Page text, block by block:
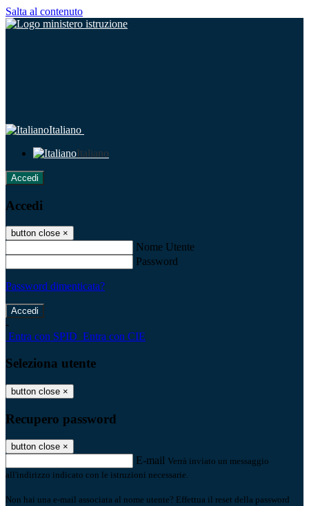
Salta al contenuto
Italiano
Italiano
Accedi
Accedi
button close ×
Nome Utente
Password
Password dimenticata?
-
Entra con SPID Entra con CIE
Seleziona utente
button close ×
Recupero password
button close ×
E-mail Verrà inviato un messaggio
all'indirizzo indicato con le istruzioni necessarie.
Non hai una e-mail associata al nome utente? Effettua il reset della password